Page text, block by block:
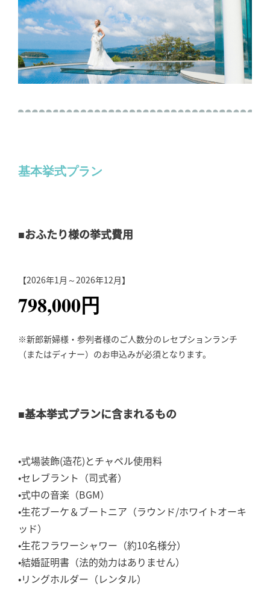
基本挙式プラン
■おふたり様の挙式費用
【2026年1月～2026年12月】
798,000円
※新郎新婦様・参列者様のご人数分のレセプションランチ
（またはディナー）のお申込みが必須となります。
■基本挙式プランに含まれるもの
•式場装飾(造花)とチャペル使用料
•セレブラント（司式者）
•式中の音楽（BGM）
•生花ブーケ＆ブートニア（ラウンド/ホワイトオーキ
ッド）
•生花フラワーシャワー（約10名様分）
•結婚証明書（法的効力はありません）
•リングホルダー（レンタル）